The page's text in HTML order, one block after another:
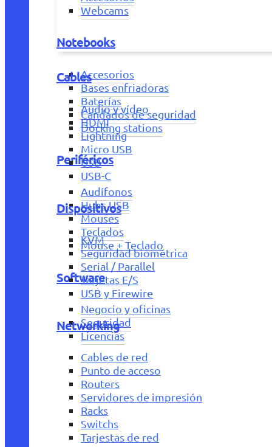
Webcams
Notebooks
Accesorios
Bases enfriadoras
Baterías
Candados de seguridad
Docking stations
Periféricos
Audífonos
Hubs USB
Mouses
Teclados
Mouse + Teclado
Software
Negocio y oficinas
Seguridad
Licencias
Cables
Audio y vídeo
HDMI
Lightning
Micro USB
USB
USB-C
Dispositivos
KVM
Seguridad biométrica
Serial / Parallel
Tarjetas E/S
USB y Firewire
Networking
Cables de red
Punto de acceso
Routers
Servidores de impresión
Racks
Switchs
Tarjestas de red